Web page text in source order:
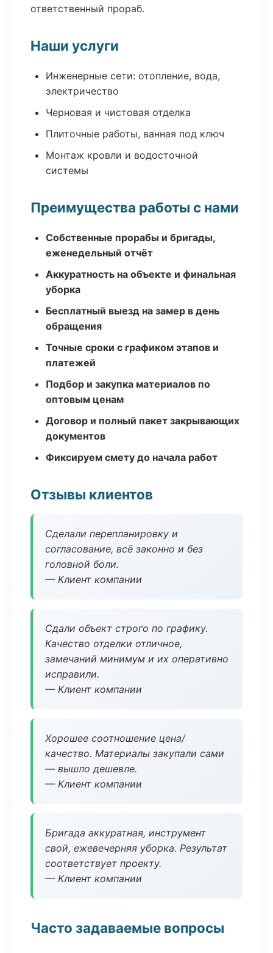
ответственный прораб.
Наши услуги
Инженерные сети: отопление, вода,
электричество
Черновая и чистовая отделка
Плиточные работы, ванная под ключ
Монтаж кровли и водосточной
системы
Преимущества работы с нами
Собственные прорабы и бригады,
еженедельный отчёт
Аккуратность на объекте и финальная
уборка
Бесплатный выезд на замер в день
обращения
Точные сроки с графиком этапов и
платежей
Подбор и закупка материалов по
оптовым ценам
Договор и полный пакет закрывающих
документов
Фиксируем смету до начала работ
Отзывы клиентов
Сделали перепланировку и
согласование, всё законно и без
головной боли.
— Клиент компании
Сдали объект строго по графику.
Качество отделки отличное,
замечаний минимум и их оперативно
исправили.
— Клиент компании
Хорошее соотношение цена/
качество. Материалы закупали сами
— вышло дешевле.
— Клиент компании
Бригада аккуратная, инструмент
свой, ежевечерняя уборка. Результат
соответствует проекту.
— Клиент компании
Часто задаваемые вопросы